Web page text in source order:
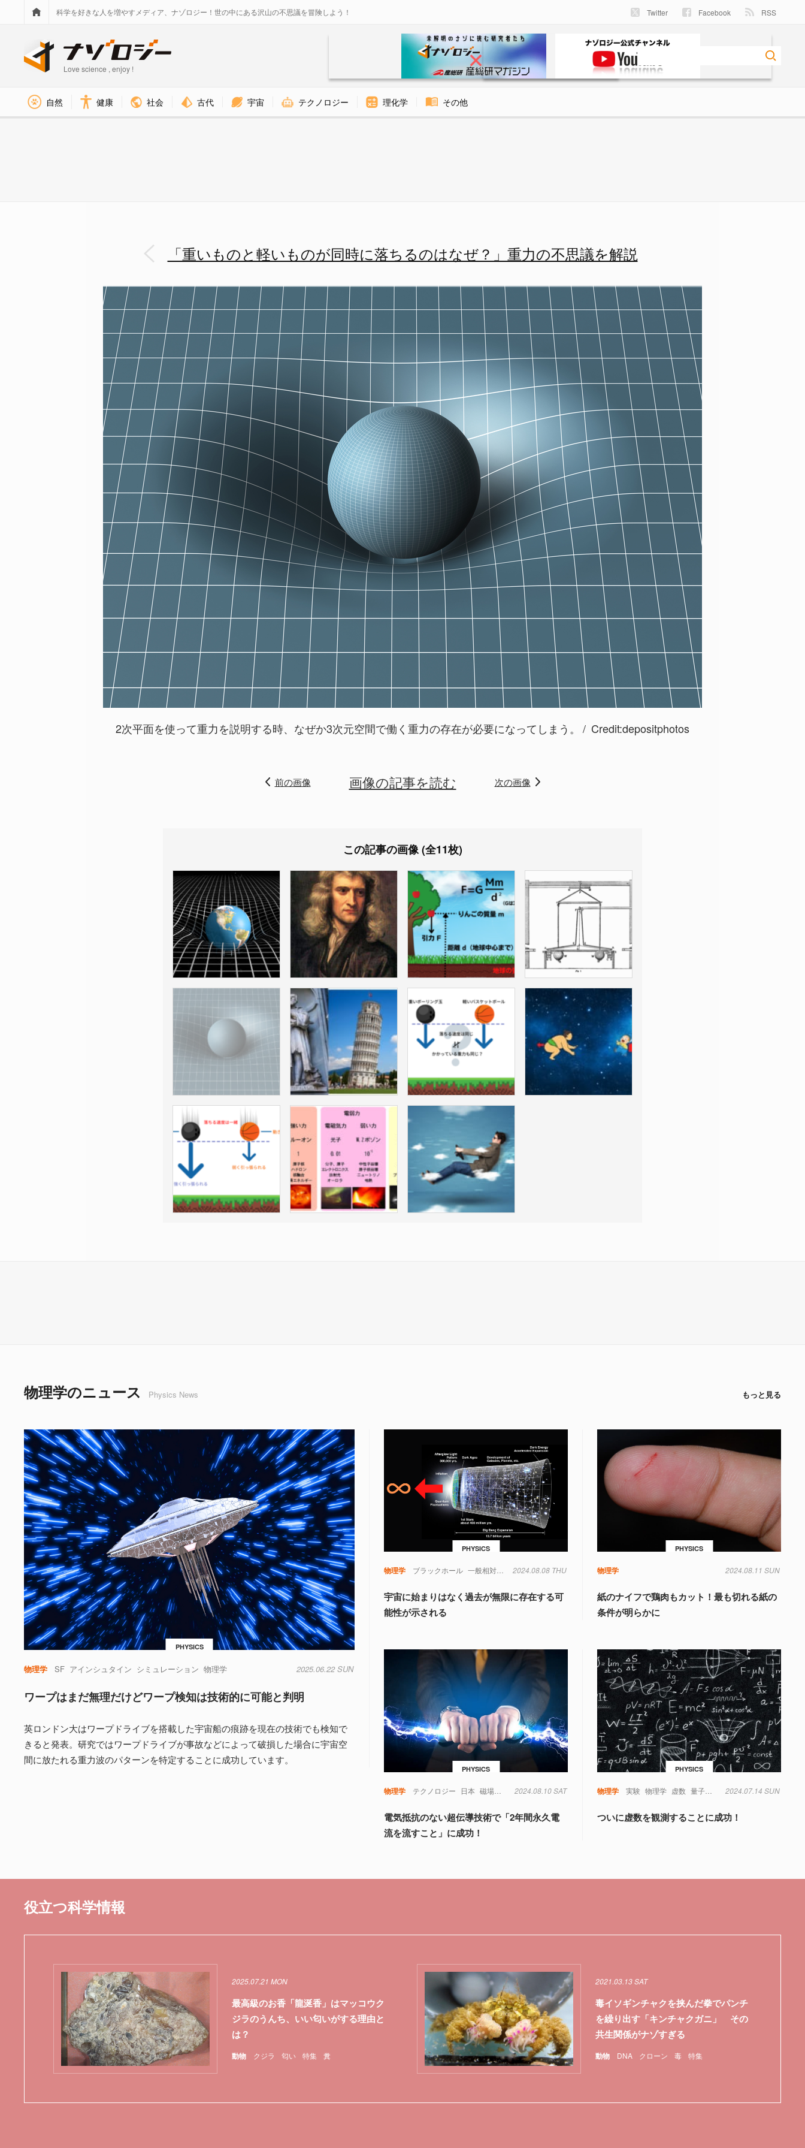
科学を好きな人を増やすメディア、ナゾロジー！世の中にある沢山の不思議を冒険しよう！ Twitter Facebook RSS
Love science , enjoy !
自然 健康 社会 古代 宇宙 テクノロジー 理化学 その他
「重いものと軽いものが同時に落ちるのはなぜ？」重力の不思議を解説
2次平面を使って重力を説明する時、なぜか3次元空間で働く重力の存在が必要になってしまう。 Credit:depositphotos
前の画像 画像の記事を読む 次の画像
この記事の画像 (全11枚)
物理学のニュース Physics News もっと見る
PHYSICS
物理学 SF アインシュタイン シミュレーション 物理学 2025.06.22 SUN
ワープはまだ無理だけどワープ検知は技術的に可能と判明
英ロンドン大はワープドライブを搭載した宇宙船の痕跡を現在の技術でも検知で
きると発表。研究ではワープドライブが事故などによって破損した場合に宇宙空
間に放たれる重力波のパターンを特定することに成功しています。
PHYSICS
物理学 ブラックホール 一般相対性理論 宇宙 物理学 量子力学
2024.08.08 THU
宇宙に始まりはなく過去が無限に存在する可
能性が示される
PHYSICS
物理学 2024.08.11 SUN
紙のナイフで鶏肉もカット！最も切れる紙の
条件が明らかに
PHYSICS
物理学 テクノロジー 日本 磁場 超伝導2024.08.10 SAT
電気抵抗のない超伝導技術で「2年間永久電
流を流すこと」に成功！
PHYSICS
物理学 実験 物理学 虚数 量子 量子もつれ 量子力学
2024.07.14 SUN
ついに虚数を観測することに成功！
役立つ科学情報
動物 クジラ 匂い 特集 糞
2025.07.21 MON
最高級のお香「龍涎香」はマッコウク
ジラのうんち、いい匂いがする理由と
は？
動物 DNA クローン 毒 特集
2021.03.13 SAT
毒イソギンチャクを挟んだ拳でパンチ
を繰り出す「キンチャクガニ」 その
共生関係がナゾすぎる